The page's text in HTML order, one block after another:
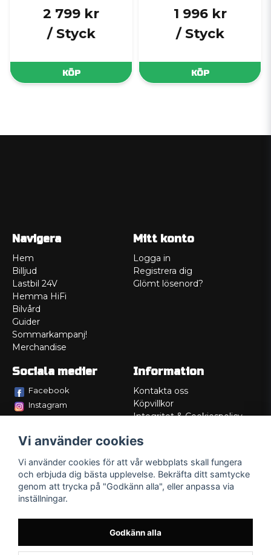
2 799 kr
/ Styck
KÖP
1 996 kr
/ Styck
KÖP
Navigera
Hem
Billjud
Lastbil 24V
Hemma HiFi
Bilvård
Guider
Sommarkampanj!
Merchandise
Mitt konto
Logga in
Registrera dig
Glömt lösenord?
Sociala medier
Facebook
Instagram
Information
Kontakta oss
Köpvillkor
Integritet & Cookiespolicy
Service/Garanti
Lådritning
Om oss
Vi använder cookies
Vi använder cookies för att vår webbplats skall fungera
och erbjuda dig bästa upplevelse. Bekräfta ditt samtycke
genom att trycka på "Godkänn alla", eller anpassa via
inställningar.
Godkänn alla